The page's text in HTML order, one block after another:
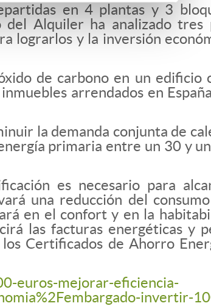
en 4 plantas y 3
Alquiler ha analizado tres
lograrlos y la inversión
de carbono en un edificio
arrendados en
la demanda conjunta de
primaria entre un 30 y
es necesario para
una reducción del
en el confort y en la
las facturas energéticas y
Certificados de Ahorro
euros-mejorar-eficiencia-
invertir-